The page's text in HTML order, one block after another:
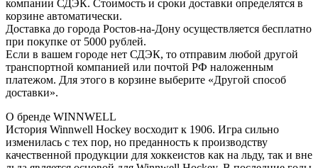
компании СДЭК. Стоимость и сроки доставки определятся в
корзине автоматически.
Доставка до города Ростов-на-Дону осуществляется бесплатно
при покупке от 5000 рублей.
Если в вашем городе нет СДЭК, то отправим любой другой
транспортной компанией или почтой РФ наложенным
платежом. Для этого в корзине выберите «Другой способ
доставки».
О бренде WINNWELL
История Winnwell Hockey восходит к 1906. Игра сильно
изменилась с тех пор, но преданность к производству
качественной продукции для хоккеистов как на льду, так и вне